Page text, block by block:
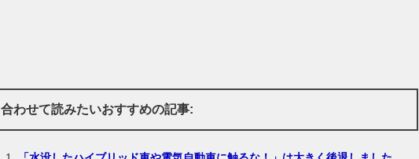
合わせて読みたいおすすめの記事: